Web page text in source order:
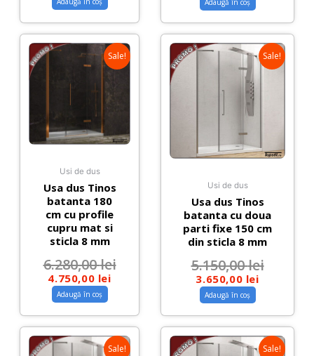
Adaugă în coș
Sale!
Usi de dus
Usa dus Tinos
batanta 180
cm cu profile
cupru mat si
sticla 8 mm
6.280,00lei
4.750,00 lei
Adaugă în coș
Sale!
Usi de dus
Usa dus Tinos
batanta cu doua
parti fixe 150 cm
din sticla 8 mm
5.150,00lei
3.650,00 lei
Adaugă în coș
Sale! Sale!